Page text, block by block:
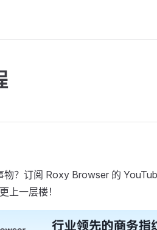
？订阅 Roxy Browser 的
上一层楼！